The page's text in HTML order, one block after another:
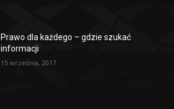
Prawo dla każdego – gdzie szukać
informacji
15 września, 2017